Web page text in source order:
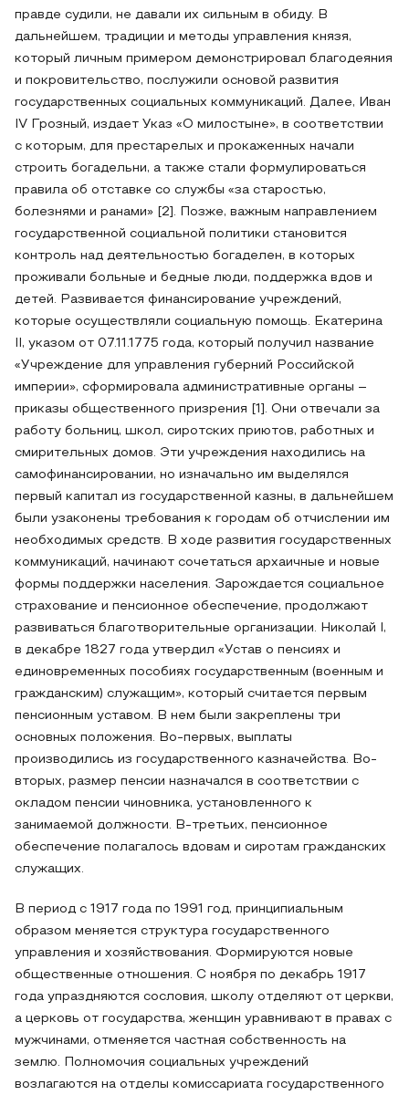
правде судили, не давали их сильным в обиду. В
дальнейшем, традиции и методы управления князя,
который личным примером демонстрировал благодеяния
и покровительство, послужили основой развития
государственных социальных коммуникаций. Далее, Иван
IV Грозный, издает Указ «О милостыне», в соответствии
с которым, для престарелых и прокаженных начали
строить богадельни, а также стали формулироваться
правила об отставке со службы «за старостью,
болезнями и ранами» [2]. Позже, важным направлением
государственной социальной политики становится
контроль над деятельностью богаделен, в которых
проживали больные и бедные люди, поддержка вдов и
детей. Развивается финансирование учреждений,
которые осуществляли социальную помощь. Екатерина
II, указом от 07.11.1775 года, который получил название
«Учреждение для управления губерний Российской
империи», сформировала административные органы –
приказы общественного призрения [1]. Они отвечали за
работу больниц, школ, сиротских приютов, работных и
смирительных домов. Эти учреждения находились на
самофинансировании, но изначально им выделялся
первый капитал из государственной казны, в дальнейшем
были узаконены требования к городам об отчислении им
необходимых средств. В ходе развития государственных
коммуникаций, начинают сочетаться архаичные и новые
формы поддержки населения. Зарождается социальное
страхование и пенсионное обеспечение, продолжают
развиваться благотворительные организации. Николай I,
в декабре 1827 года утвердил «Устав о пенсиях и
единовременных пособиях государственным (военным и
гражданским) служащим», который считается первым
пенсионным уставом. В нем были закреплены три
основных положения. Во-первых, выплаты
производились из государственного казначейства. Во-
вторых, размер пенсии назначался в соответствии с
окладом пенсии чиновника, установленного к
занимаемой должности. В-третьих, пенсионное
обеспечение полагалось вдовам и сиротам гражданских
служащих.
В период с 1917 года по 1991 год, принципиальным
образом меняется структура государственного
управления и хозяйствования. Формируются новые
общественные отношения. С ноября по декабрь 1917
года упраздняются сословия, школу отделяют от церкви,
а церковь от государства, женщин уравнивают в правах с
мужчинами, отменяется частная собственность на
землю. Полномочия социальных учреждений
возлагаются на отделы комиссариата государственного